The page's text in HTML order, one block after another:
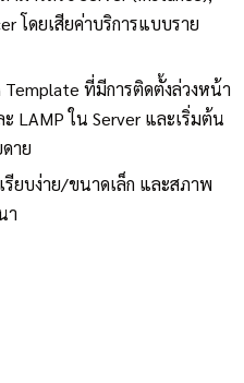
โดยเสียค่าบริการแบบราย
Template ที่มีการติดตั้งล่วงหน้า
LAMP ใน Server และเริ่มต้น
าย
ยบง่าย/ขนาดเล็ก และสภาพ
า